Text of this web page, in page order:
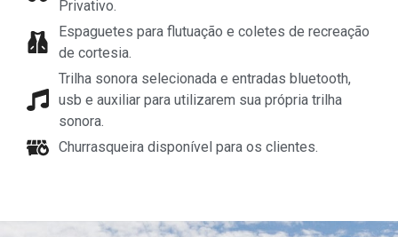
Privativo.
Espaguetes para flutuação e coletes de recreação
de cortesia.
Trilha sonora selecionada e entradas bluetooth,
usb e auxiliar para utilizarem sua própria trilha
sonora.
Churrasqueira disponível para os clientes.